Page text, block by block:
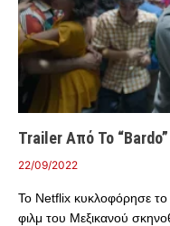
Trailer Από Το
22/09/2022
Το Netflix κυκλοφόρησε
φιλμ του Μεξικανού